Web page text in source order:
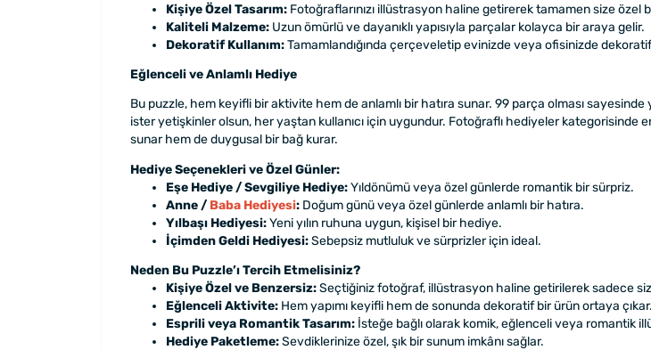
Kişiye Özel Tasarım: Fotoğraflarınızı illüstrasyon haline getirerek tamamen size özel
Kaliteli Malzeme: Uzun ömürlü ve dayanıklı yapısıyla parçalar kolayca bir araya gelir.
Dekoratif Kullanım:Tamamlandığında çerçeveletip evinizde veya ofisinizde
Eğlenceli ve Anlamlı Hediye
Bu puzzle, hem keyifli bir aktivite hem de anlamlı bir hatıra sunar. 99 parça olması
ister yetişkinler olsun, her yaştan kullanıcı için uygundur. Fotoğraflı hediyeler
sunar hem de duygusal bir bağ kurar.
Hediye Seçenekleri ve Özel Günler:
Eşe Hediye / Sevgiliye Hediye:Yıldönümü veya özel günlerde romantik bir sürpriz.
Anne / Baba Hediyesi: Doğum günü veya özel günlerde anlamlı bir hatıra.
Yılbaşı Hediyesi:Yeni yılın ruhuna uygun, kişisel bir hediye.
İçimden Geldi Hediyesi:Sebepsiz mutluluk ve sürprizler için ideal.
Neden Bu Puzzle’ı Tercih Etmelisiniz?
Kişiye Özel ve Benzersiz:Seçtiğiniz fotoğraf, illüstrasyon haline getirilerek sadece
Eğlenceli Aktivite: Hem yapımı keyifli hem de sonunda dekoratif bir ürün ortaya çıkar.
Esprili veya Romantik Tasarım: İsteğe bağlı olarak komik, eğlenceli veya romantik
Hediye Paketleme:Sevdiklerinize özel, şık bir sunum imkânı sağlar.